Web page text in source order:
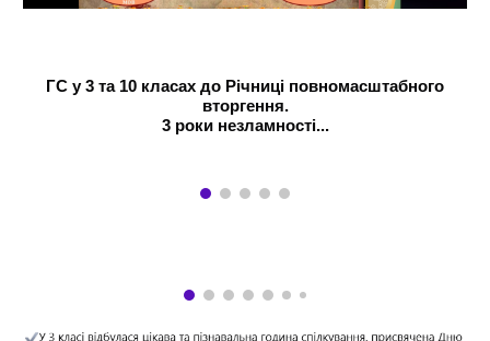
ГС у 3 та 10 класах до Річниці повномасштабного
вторгення.
3 роки незламності...